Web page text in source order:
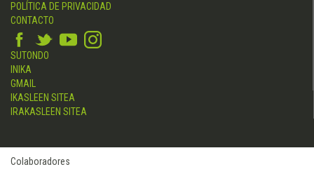
POLÍTICA DE PRIVACIDAD
CONTACTO
SUTONDO
INIKA
GMAIL
IKASLEEN SITEA
IRAKASLEEN SITEA
Colaboradores